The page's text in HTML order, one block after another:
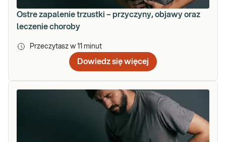
Ostre zapalenie trzustki – przyczyny, objawy oraz
leczenie choroby
Przeczytasz w 11 minut
Dowiedz się więcej